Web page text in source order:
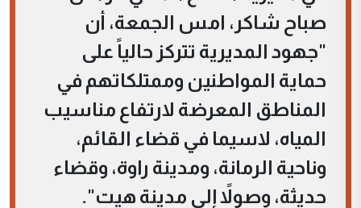
صباح شاكر، امس الجمعة، أن
"جهود المديرية تتركز حالياً على
حماية المواطنين وممتلكاتهم في
المناطق المعرضة لارتفاع مناسيب
المياه، لاسيما في قضاء القائم،
وناحية الرمانة، ومدينة راوة، وقضاء
حديثة، وصولاً إلى مدينة هيت".